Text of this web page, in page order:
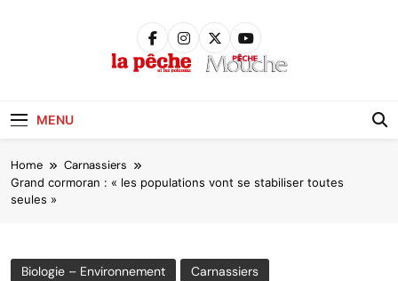
MENU
Home Carnassiers
Grand cormoran : « les populations vont se stabiliser toutes
seules »
Biologie – Environnement Carnassiers